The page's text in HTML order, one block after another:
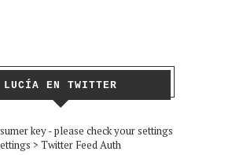
LUCÍA EN TWITTER
key - please check your settings
> Twitter Feed Auth